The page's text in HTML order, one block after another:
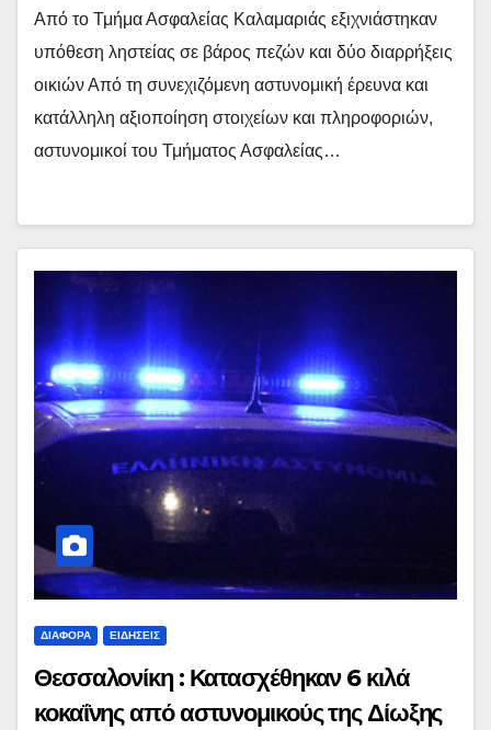
Από το Τμήμα Ασφαλείας Καλαμαριάς εξιχνιάστηκαν
υπόθεση ληστείας σε βάρος πεζών και δύο διαρρήξεις
οικιών Από τη συνεχιζόμενη αστυνομική έρευνα και
κατάλληλη αξιοποίηση στοιχείων και πληροφοριών,
αστυνομικοί του Τμήματος Ασφαλείας…
ΔΙΆΦΟΡΑ ΕΙΔΉΣΕΙΣ
Θεσσαλονίκη : Κατασχέθηκαν 6 κιλά
κοκαΐνης από αστυνομικούς της Δίωξης